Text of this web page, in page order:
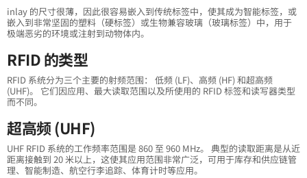
inlay 的尺寸很薄，因此很容易嵌入到传统标签中，使其成为智能标签，或
嵌入到非常坚固的塑料（硬标签）或生物兼容玻璃（玻璃标签）中，用于
极端恶劣的环境或注射到动物体内。
RFID 的类型
RFID 系统分为三个主要的射频范围： 低频 (LF)、高频 (HF) 和超高频
(UHF)。 它们因应用、最大读取范围以及所使用的 RFID 标签和读写器类型
而不同。
超高频 (UHF)
UHF RFID 系统的工作频率范围是 860 至 960 MHz。 典型的读取距离是从近
距离接触到 20 米以上，这使其应用范围非常广泛，可用于库存和供应链管
理、智能制造、航空行李追踪、体育计时等应用。